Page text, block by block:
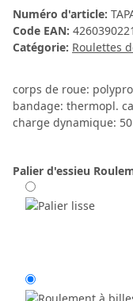
Numéro d'article:
Code EAN:
Catégorie: Roulettes
corps de roue:
bandage: thermopl.
charge dynamique:
Palier d'essieu